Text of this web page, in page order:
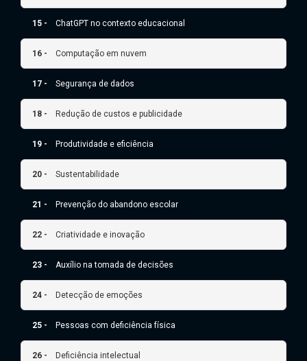
15 - ChatGPT no contexto educacional
16 - Computação em nuvem
17 - Segurança de dados
18 - Redução de custos e publicidade
19 - Produtividade e eficiência
20 - Sustentabilidade
21 - Prevenção do abandono escolar
22 - Criatividade e inovação
23 - Auxílio na tomada de decisões
24 - Detecção de emoções
25 - Pessoas com deficiência física
26 - Deficiência intelectual